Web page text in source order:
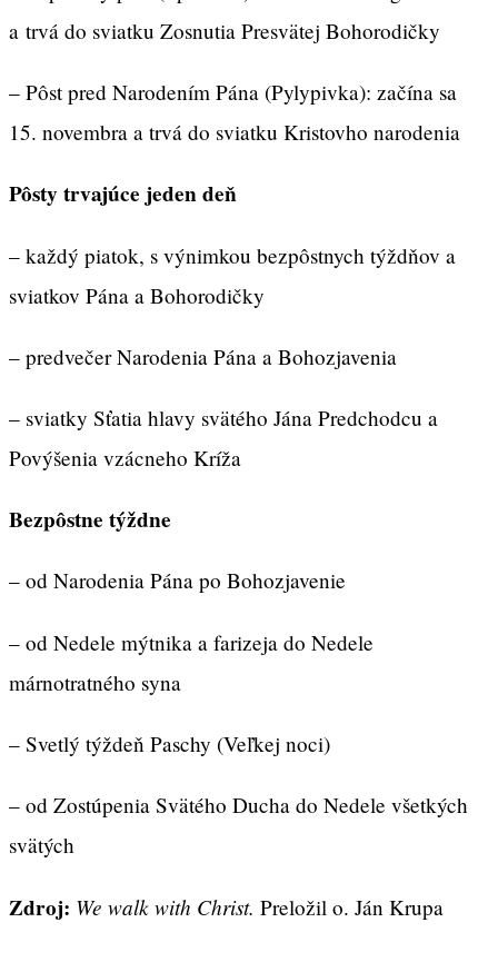
a trvá do sviatku Zosnutia Presvätej Bohorodičky
– Pôst pred Narodením Pána (Pylypivka): začína sa
15. novembra a trvá do sviatku Kristovho narodenia
Pôsty trvajúce jeden deň
– každý piatok, s výnimkou bezpôstnych týždňov a
sviatkov Pána a Bohorodičky
– predvečer Narodenia Pána a Bohozjavenia
– sviatky Sťatia hlavy svätého Jána Predchodcu a
Povýšenia vzácneho Kríža
Bezpôstne týždne
– od Narodenia Pána po Bohozjavenie
– od Nedele mýtnika a farizeja do Nedele
márnotratného syna
– Svetlý týždeň Paschy (Veľkej noci)
– od Zostúpenia Svätého Ducha do Nedele všetkých
svätých
Zdroj: We walk with Christ. Preložil o. Ján Krupa